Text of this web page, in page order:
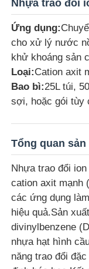
Nhựa trao đổi
Ứng dụng:
cho xử lý nước
khử khoáng sản
Loại:Cation axit
Bao bì:25L túi,
sợi, hoặc gói tùy
Tổng quan sản
Nhựa trao đổi
cation axit mạnh
các ứng dụng
hiệu quả.Sản
divinylbenzene
nhựa hạt hình
năng trao đổi